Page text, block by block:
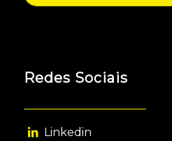
Redes Sociais
Linkedin